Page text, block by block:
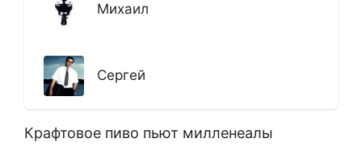
Михаил
Сергей
Крафтовое пиво пьют милленеалы